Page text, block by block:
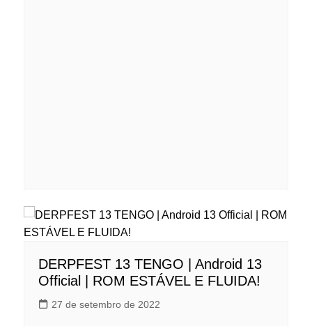
DERPFEST 13 TENGO | Android 13
Official | ROM ESTÁVEL E FLUIDA!
27 de setembro de 2022